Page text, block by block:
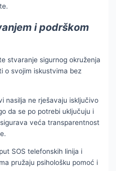
i podrškom
stvaranje sigurnog okruženja
o svojim iskustvima bez
nasilja ne rješavaju isključivo
da se po potrebi uključuju i
veća transparentnost
SOS telefonskih linija i
pružaju psihološku pomoć i